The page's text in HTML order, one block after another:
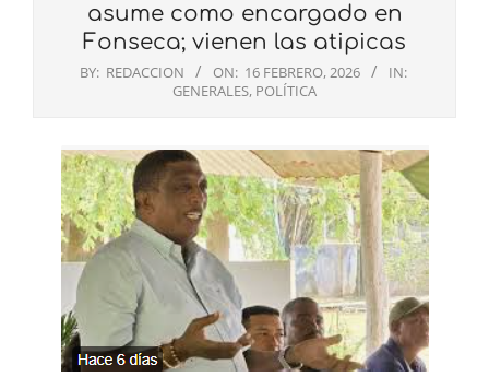
asume como encargado en
Fonseca; vienen las atipicas
BY: REDACCION ON: 16 FEBRERO, 2026
IN:
GENERALES, POLÍTICA